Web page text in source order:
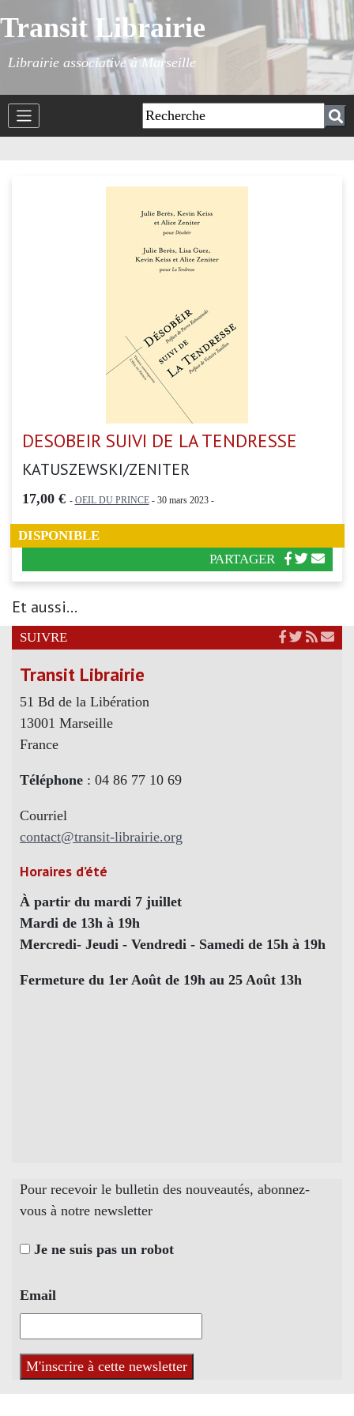
Transit Librairie
Librairie associative à Marseille
DESOBEIR SUIVI DE LA TENDRESSE
KATUSZEWSKI/ZENITER
17,00 € - OEIL DU PRINCE- 30 mars 2023 -
DISPONIBLE
PARTAGER
Et aussi...
SUIVRE
Transit Librairie
51 Bd de la Libération
13001 Marseille
France
Téléphone : 04 86 77 10 69
Courriel
contact@transit-librairie.org
Horaires d’été
À partir du mardi 7 juillet
Mardi de 13h à 19h
Mercredi- Jeudi - Vendredi - Samedi de 15h à 19h
Fermeture du 1er Août de 19h au 25 Août 13h
Pour recevoir le bulletin des nouveautés, abonnez-
vous à notre newsletter
Je ne suis pas un robot
Email